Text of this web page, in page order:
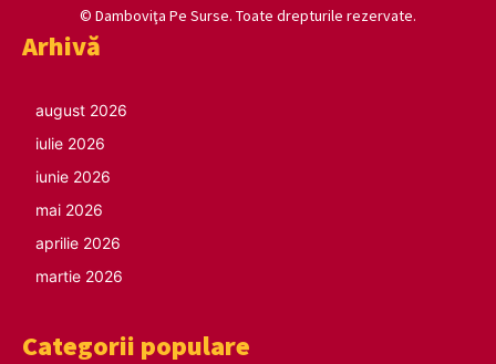
© Damboviţa Pe Surse. Toate drepturile rezervate.
Arhivă
august 2026
iulie 2026
iunie 2026
mai 2026
aprilie 2026
martie 2026
Categorii populare